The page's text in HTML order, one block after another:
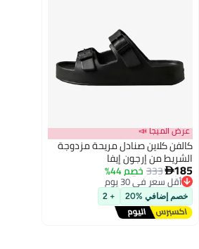
3
عرض الميجا 📣
كالفن كلاين صنادل مريحة مزدوجة
الشريط من إرجون إيفا
185
333 خصم 44%
أقل سعر في 30 يوم
توصيل مجاني
أقل سعر في 30 يوم
خصم إضافي %20 + 2